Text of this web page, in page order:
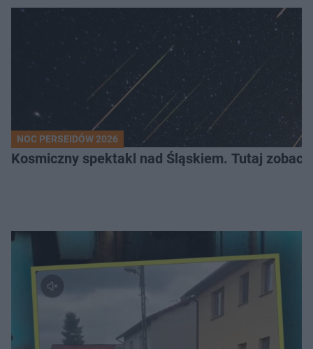
NOC PERSEIDÓW 2026
Kosmiczny spektakl nad Śląskiem. Tutaj